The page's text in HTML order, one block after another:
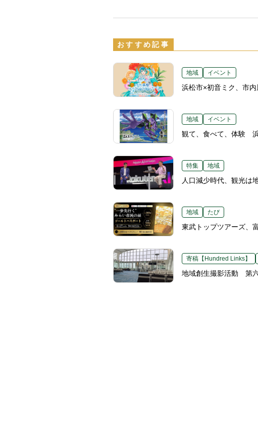
おすすめ記事
地域 イベント
浜松市×初音ミク、市
地域 イベント
観て、食べて、体験
特集 地域
人口減少時代、観光は
地域 たび
東武トップツアーズ、
寄稿【Hundred Links】
地域創生撮影活動 第